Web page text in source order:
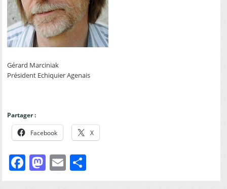
Gérard Marciniak
Président Echiquier Agenais
Partager :
Facebook X
FacebookMastodonEmail